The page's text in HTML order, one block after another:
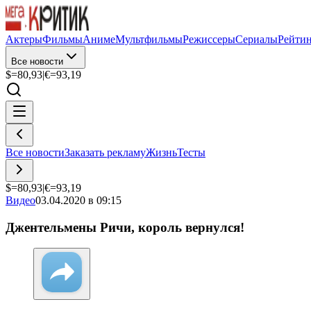
АктерыФильмыАнимеМультфильмыРежиссерыСериалы
Все новости
$=80,93|€=93,19
Все новостиЗаказать рекламуЖизньТесты
$=80,93|€=93,19
Видео03.04.2020 в 09:15
Джентельмены Ричи, король вернулся!